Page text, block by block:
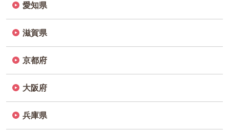
愛知県
滋賀県
京都府
大阪府
兵庫県